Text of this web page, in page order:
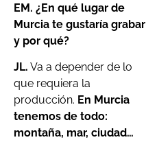
EM. ¿En qué lugar de
Murcia te gustaría grabar
y por qué?
JL. Va a depender de lo
que requiera la
producción. En Murcia
tenemos de todo:
montaña, mar, ciudad…